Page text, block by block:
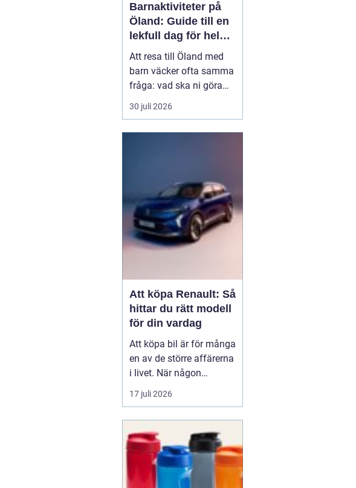
Barnaktiviteter på
Öland: Guide till en
lekfull dag för hela
familjen
Att resa till Öland med
barn väcker ofta samma
fråga: vad ska ni göra
för att alla ska trivas,
oavsett ålder och
30 juli 2026
Att köpa Renault: Så
hittar du rätt modell
för din vardag
Att köpa bil är för många
en av de större affärerna
i livet. När någon
funderar på att köpa
Renault Skåne
17 juli 2026